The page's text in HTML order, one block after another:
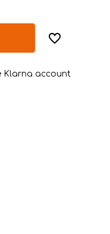
Klarna account